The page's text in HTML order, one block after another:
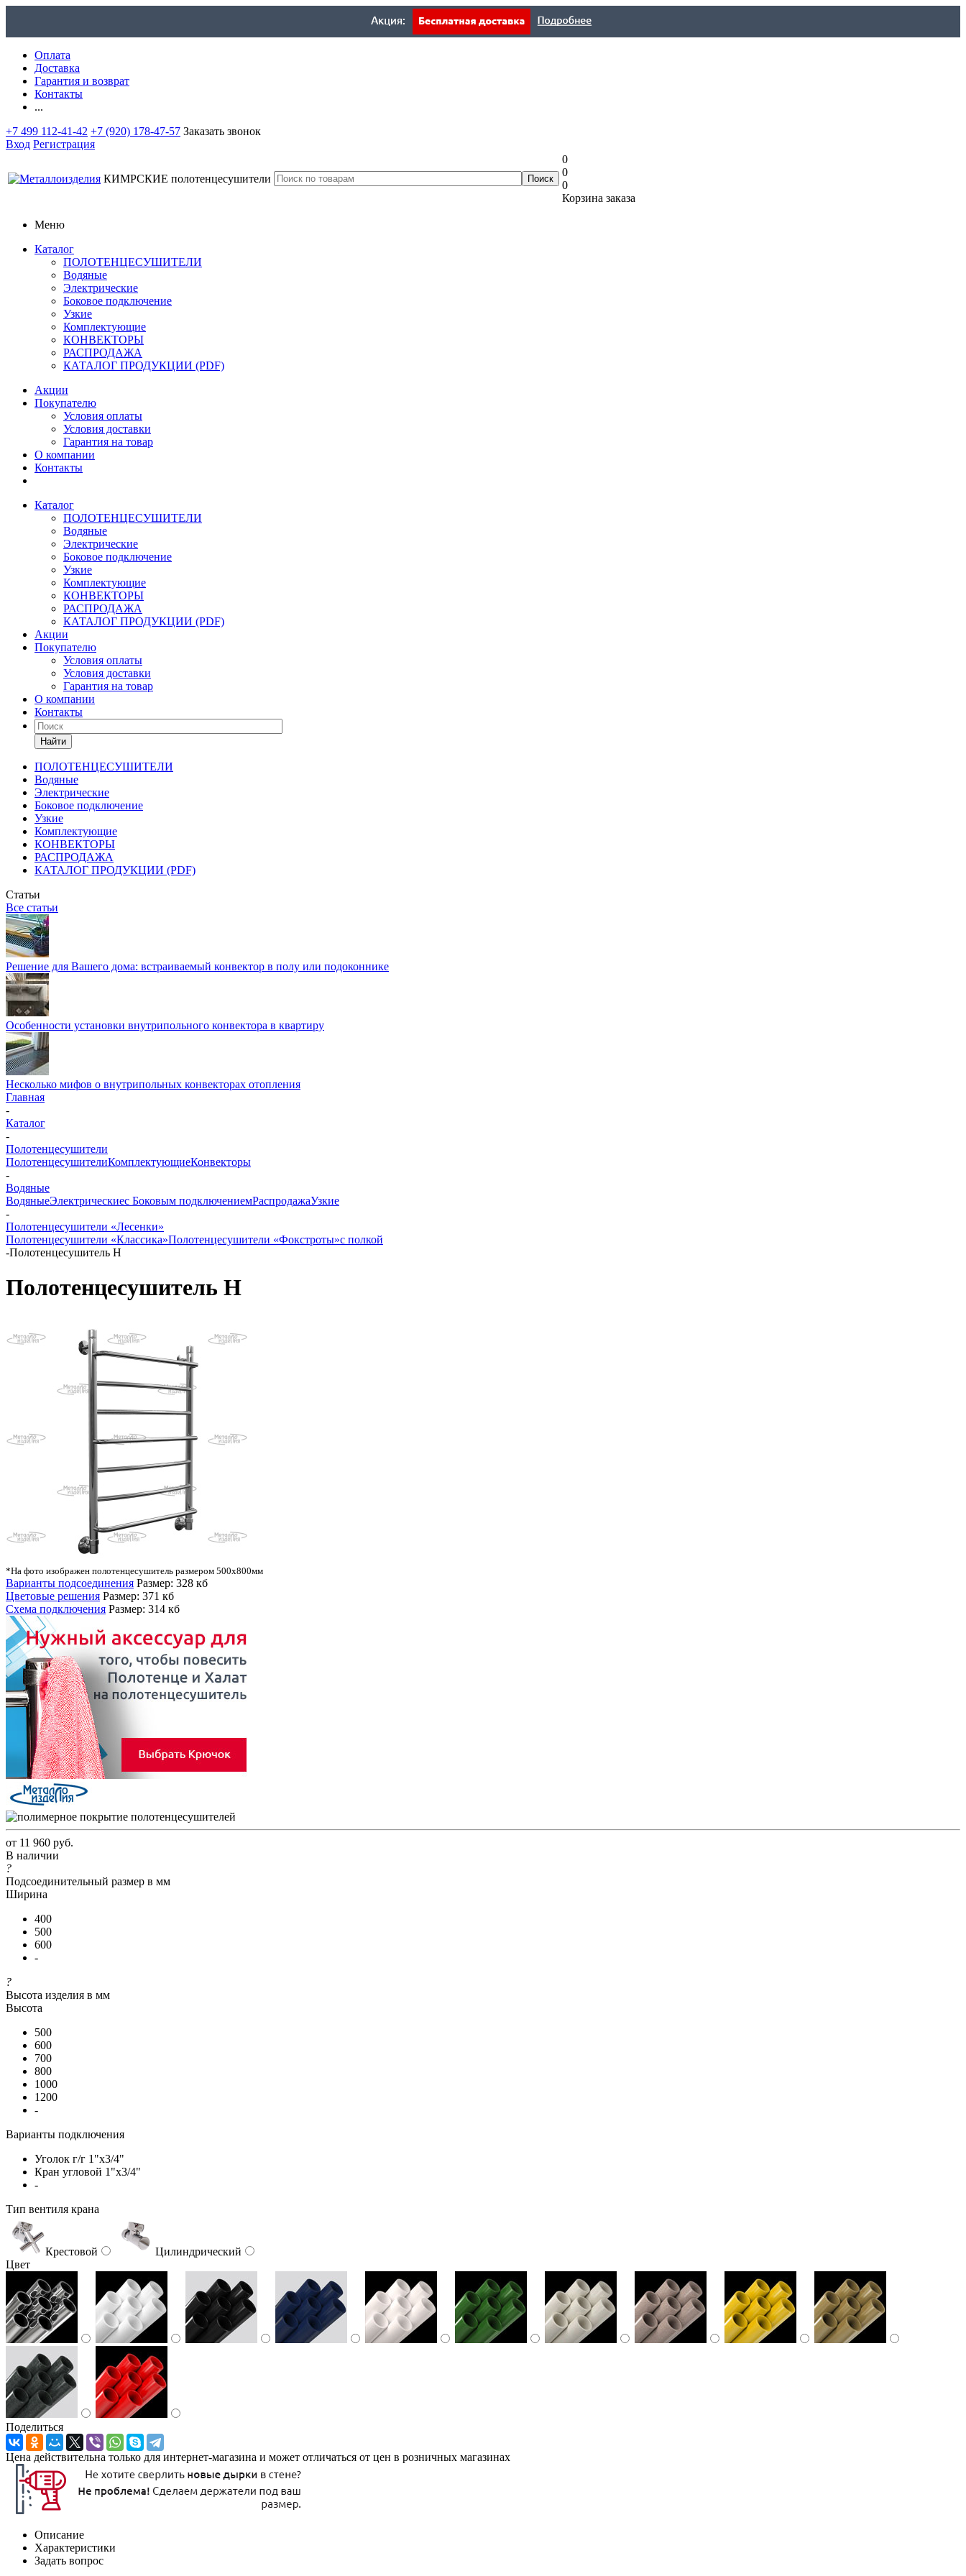
Оплата
Доставка
Гарантия и возврат
Контакты
...
+7 499 112-41-42 +7 (920) 178-47-57 Заказать звонок
Вход Регистрация
КИМРСКИЕ полотенцесушители
0
0
0
Корзина заказа
Меню
Каталог
ПОЛОТЕНЦЕСУШИТЕЛИ
Водяные
Электрические
Боковое подключение
Узкие
Комплектующие
КОНВЕКТОРЫ
РАСПРОДАЖА
КАТАЛОГ ПРОДУКЦИИ (PDF)
Акции
Покупателю
Условия оплаты
Условия доставки
Гарантия на товар
О компании
Контакты
Каталог
ПОЛОТЕНЦЕСУШИТЕЛИ
Водяные
Электрические
Боковое подключение
Узкие
Комплектующие
КОНВЕКТОРЫ
РАСПРОДАЖА
КАТАЛОГ ПРОДУКЦИИ (PDF)
Акции
Покупателю
Условия оплаты
Условия доставки
Гарантия на товар
О компании
Контакты
Найти
ПОЛОТЕНЦЕСУШИТЕЛИ
Водяные
Электрические
Боковое подключение
Узкие
Комплектующие
КОНВЕКТОРЫ
РАСПРОДАЖА
КАТАЛОГ ПРОДУКЦИИ (PDF)
Статьи
Все статьи
Решение для Вашего дома: встраиваемый конвектор в полу или подоконнике
Особенности установки внутрипольного конвектора в квартиру
Несколько мифов о внутрипольных конвекторах отопления
Главная
-
Каталог
-
Полотенцесушители
ПолотенцесушителиКомплектующиеКонвекторы
-
Водяные
ВодяныеЭлектрическиес Боковым подключениемРаспродажаУзкие
-
Полотенцесушители «Лесенки»
Полотенцесушители «Классика»Полотенцесушители «Фокстроты»с полкой
-Полотенцесушитель H
Полотенцесушитель H
*На фото изображен полотенцесушитель размером 500х800мм
Варианты подсоединения Размер: 328 кб
Цветовые решения Размер: 371 кб
Схема подключения Размер: 314 кб
от 11 960 руб.
В наличии
?
Подсоединительный размер в мм
Ширина
400
500
600
-
?
Высота изделия в мм
Высота
500
600
700
800
1000
1200
-
Варианты подключения
Уголок г/г 1"х3/4"
Кран угловой 1"х3/4"
-
Тип вентиля крана
Крестовой
Цилиндрический
Цвет
Поделиться
Цена действительна только для интернет-магазина и может отличаться от цен в розничных магазинах
Описание
Характеристики
Задать вопрос